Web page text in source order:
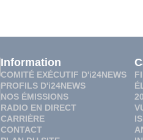
Information
COMITÉ EXÉCUTIF D'i24NEWS
PROFILS D'i24NEWS
NOS ÉMISSIONS
RADIO EN DIRECT
CARRIÈRE
CONTACT